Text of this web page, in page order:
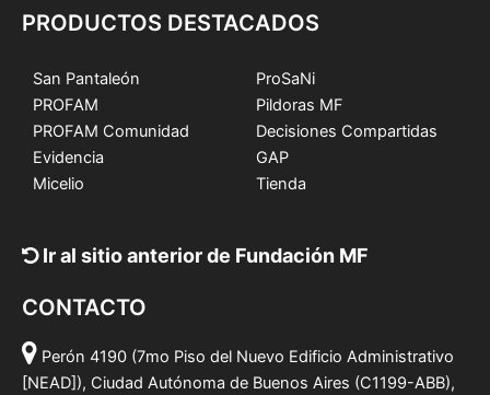
PRODUCTOS DESTACADOS
San Pantaleón
PROFAM
PROFAM Comunidad
Evidencia
Micelio
ProSaNi
Pildoras MF
Decisiones Compartidas
GAP
Tienda
Ir al sitio anterior de Fundación MF
CONTACTO
Perón 4190 (7mo Piso del Nuevo Edificio Administrativo
[NEAD]), Ciudad Autónoma de Buenos Aires (C1199-ABB),